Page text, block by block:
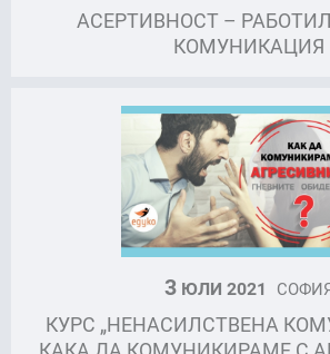
АСЕРТИВНОСТ –
КОМУНИКАЦИЯ
3 ЮЛИ 2021
КУРС „НЕНАСИЛСТВЕНА